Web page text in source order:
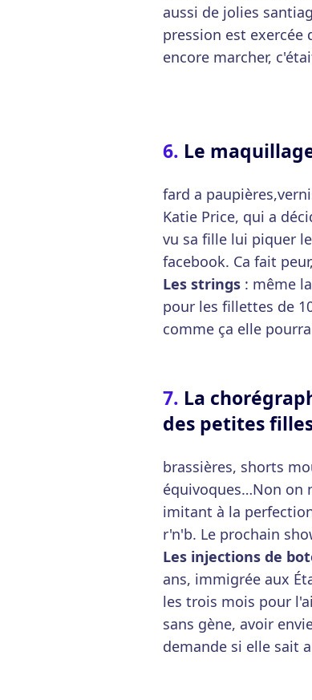
aussi de jolies
pression est exercée
encore marcher,
Le
fard a
Katie Price, qui a
vu sa fille lui piquer
facebook. Ca fait
Les strings : même
pour les fillettes de
comme ça elle
La
des petites
brassières, shorts
équivoques…Non on
imitant à la
r'n'b. Le prochain
Les injections de
ans, immigrée aux
les trois mois pour
sans gène, avoir
demande si elle sait